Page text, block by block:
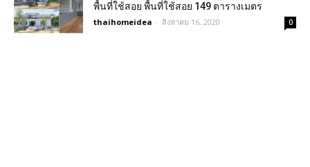
พื้นที่ใช้สอย พื้นที่ใช้สอย 149 ตารางเมตร
thaihomeidea - สิงหาคม 16, 2020 0